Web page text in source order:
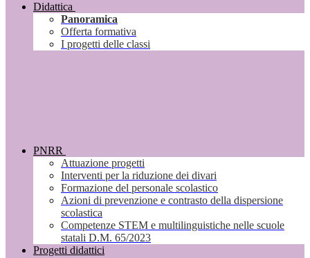
Didattica
Panoramica
Offerta formativa
I progetti delle classi
PNRR
Attuazione progetti
Interventi per la riduzione dei divari
Formazione del personale scolastico
Azioni di prevenzione e contrasto della dispersione
scolastica
Competenze STEM e multilinguistiche nelle scuole
statali D.M. 65/2023
Progetti didattici